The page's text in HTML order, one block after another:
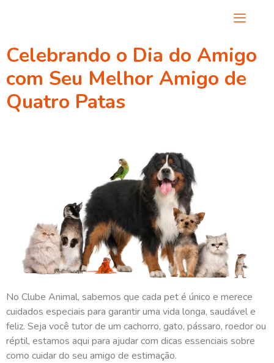
Celebrando o Dia do Amigo
com Seu Melhor Amigo de
Quatro Patas
No Clube Animal, sabemos que cada pet é único e merece
cuidados especiais para garantir uma vida longa, saudável e
feliz. Seja você tutor de um cachorro, gato, pássaro, roedor ou
réptil, estamos aqui para ajudar com dicas essenciais sobre
como cuidar do seu amigo de estimação.